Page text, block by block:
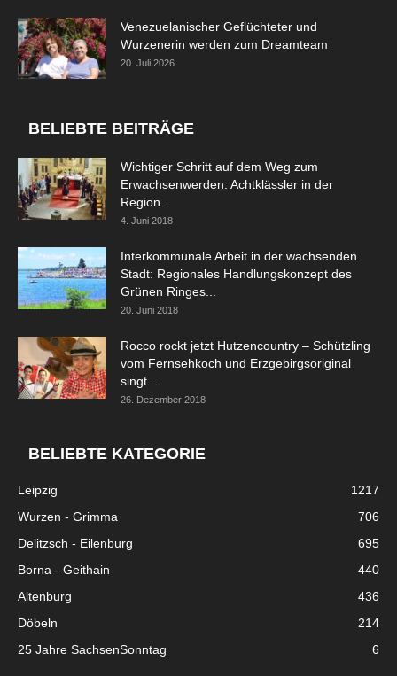
Venezuelanischer Geflüchteter und
Wurzenerin werden zum Dreamteam
20. Juli 2026
BELIEBTE BEITRÄGE
Wichtiger Schritt auf dem Weg zum
Erwachsenwerden: Achtklässler in der
Region...
4. Juni 2018
Interkommunale Arbeit in der wachsenden
Stadt: Regionales Handlungskonzept des
Grünen Ringes...
20. Juni 2018
Rocco rockt jetzt Hutzencountry – Schützling
vom Fernsehkoch und Erzgebirgsoriginal
singt...
26. Dezember 2018
BELIEBTE KATEGORIE
Leipzig
1217
Wurzen - Grimma
706
Delitzsch - Eilenburg
695
Borna - Geithain
440
Altenburg
436
Döbeln
214
25 Jahre SachsenSonntag
6